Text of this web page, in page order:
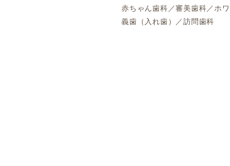
赤ちゃん歯科／審美歯科／ホ
義歯（入れ歯）／訪問歯科